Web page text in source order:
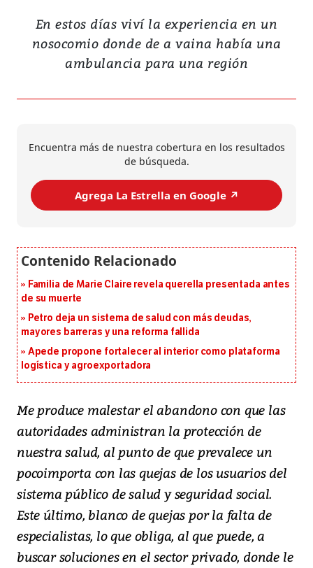
En estos días viví la experiencia en un
nosocomio donde de a vaina había una
ambulancia para una región
Encuentra más de nuestra cobertura en los resultados
de búsqueda.
Agrega La Estrella en Google ↗️
Familia de Marie Claire revela querella presentada antes
de su muerte
Petro deja un sistema de salud con más deudas,
mayores barreras y una reforma fallida
Apede propone fortalecer al interior como plataforma
logística y agroexportadora
Me produce malestar el abandono con que las
autoridades administran la protección de
nuestra salud, al punto de que prevalece un
pocoimporta con las quejas de los usuarios del
sistema público de salud y seguridad social.
Este último, blanco de quejas por la falta de
especialistas, lo que obliga, al que puede, a
buscar soluciones en el sector privado, donde le